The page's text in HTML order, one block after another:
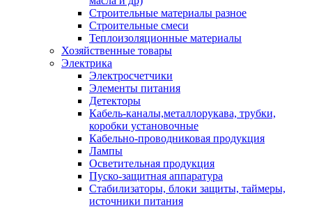
Строительные материалы разное
Строительные смеси
Теплоизоляционные материалы
Хозяйственные товары
Электрика
Электросчетчики
Элементы питания
Детекторы
Кабель-каналы,металлорукава, трубки,
коробки установочные
Кабельно-проводниковая продукция
Лампы
Осветительная продукция
Пуско-защитная аппаратура
Стабилизаторы, блоки защиты, таймеры,
источники питания